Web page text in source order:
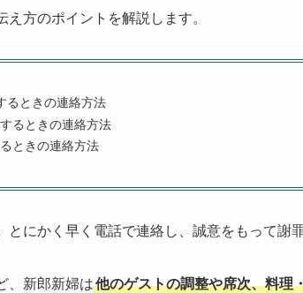
方のポイントを解説します。
るときの連絡方法
るときの連絡方法
ときの連絡方法
にかく早く電話で連絡し、誠意をもって謝
、新郎新婦は他のゲストの調整や席次、料理